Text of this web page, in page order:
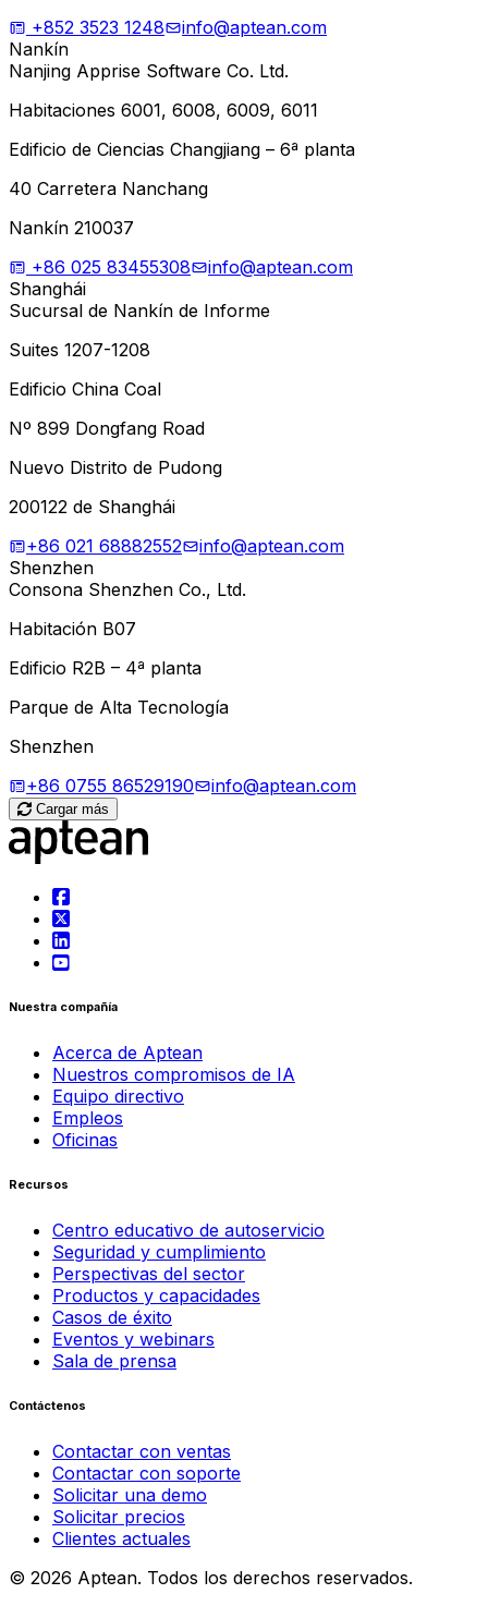
+852 3523 1248
info@aptean.com
Nankín
Nanjing Apprise Software Co. Ltd.
Habitaciones 6001, 6008, 6009, 6011
Edificio de Ciencias Changjiang – 6ª planta
40 Carretera Nanchang
Nankín 210037
+86 025 83455308
info@aptean.com
Shanghái
Sucursal de Nankín de Informe
Suites 1207-1208
Edificio China Coal
Nº 899 Dongfang Road
Nuevo Distrito de Pudong
200122 de Shanghái
+86 021 68882552
info@aptean.com
Shenzhen
Consona Shenzhen Co., Ltd.
Habitación B07
Edificio R2B – 4ª planta
Parque de Alta Tecnología
Shenzhen
+86 0755 86529190
info@aptean.com
Cargar más
Nuestra compañía
Acerca de Aptean
Nuestros compromisos de IA
Equipo directivo
Empleos
Oficinas
Recursos
Centro educativo de autoservicio
Seguridad y cumplimiento
Perspectivas del sector
Productos y capacidades
Casos de éxito
Eventos y webinars
Sala de prensa
Contáctenos
Contactar con ventas
Contactar con soporte
Solicitar una demo
Solicitar precios
Clientes actuales
© 2026 Aptean. Todos los derechos reservados.